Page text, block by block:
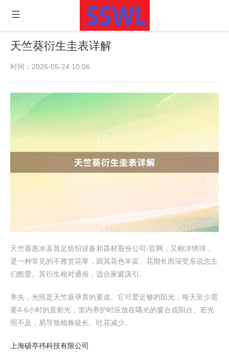
天竺葵衍生圭表详解
时间：2026-05-24 10:06
天竺葵惠水县普足纺织设备和器材股份公司-官网，又称洋绣球，
是一种常见的不雅赏花草，因其花色丰富、花期长而深受东说念主
们酷爱。其衍生相对通俗，适合家庭汲引。
率先，光照是天竺葵孕育的要道。它可爱足够的阳光，每天至少需
要4-6小时的直射光，室内养护时应放在曙光的窗台或阳台。若光
照不及，易导致植株徒长、吐花减少。
上海硕亭祎科技有限公司